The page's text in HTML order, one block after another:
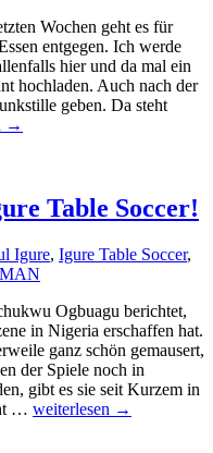
Wochen geht es für
entgegen. Ich werde
hier und da mal ein
hochladen. Auch nach der
geben. Da steht
→
Table Soccer!
Igure, Igure Table Soccer,
Ogbuagu berichtet,
in Nigeria erschaffen hat.
ganz schön gemausert,
der Spiele noch in
gibt es sie seit Kurzem in
… Hut
weiterlesen →